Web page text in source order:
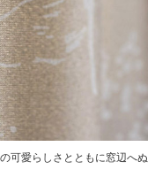
可愛らしさとともに窓辺へぬ